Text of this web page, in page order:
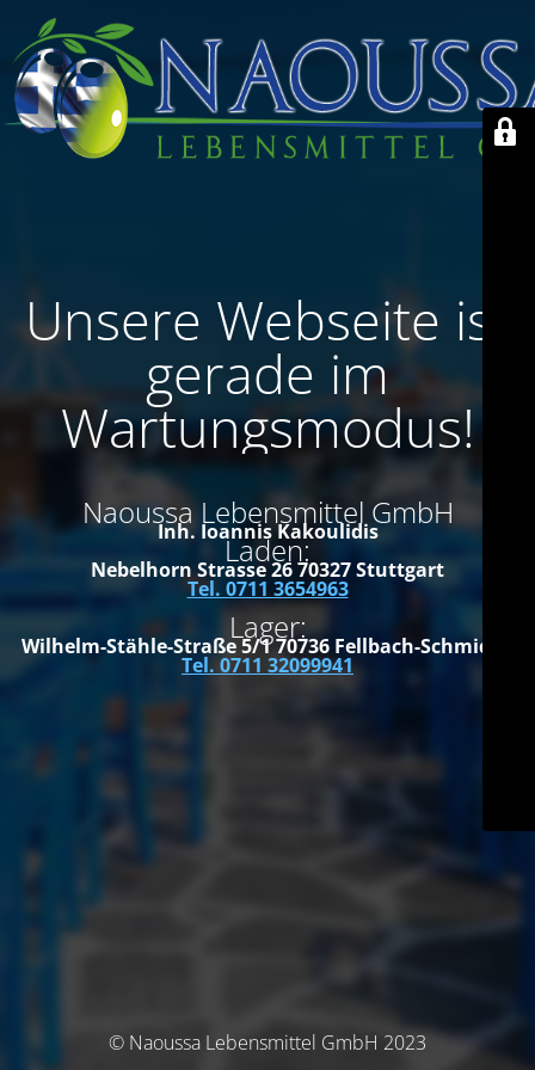
Unsere Webseite ist
gerade im
Wartungsmodus!
Naoussa Lebensmittel GmbH
Inh. Ioannis Kakoulidis
Laden:
Nebelhorn Strasse 2670327 Stuttgart
Tel. 0711 3654963
Lager:
Wilhelm-Stähle-Straße 5/1 70736 Fellbach-Schmiden
Tel. 0711 32099941
© Naoussa Lebensmittel GmbH 2023